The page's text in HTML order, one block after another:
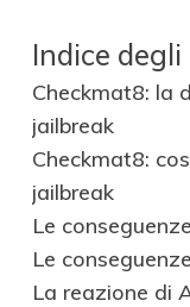
Indice
Checkmat8: la
jailbreak
Checkmat8:
jailbreak
Le
Le
La reazione di